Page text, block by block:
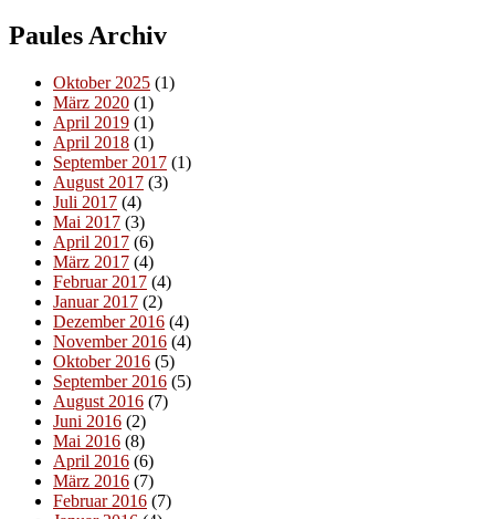
Paules Archiv
Oktober 2025 (1)
März 2020 (1)
April 2019 (1)
April 2018 (1)
September 2017 (1)
August 2017 (3)
Juli 2017 (4)
Mai 2017 (3)
April 2017 (6)
März 2017 (4)
Februar 2017 (4)
Januar 2017 (2)
Dezember 2016 (4)
November 2016 (4)
Oktober 2016 (5)
September 2016 (5)
August 2016 (7)
Juni 2016 (2)
Mai 2016 (8)
April 2016 (6)
März 2016 (7)
Februar 2016 (7)